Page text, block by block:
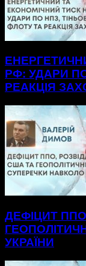
РФ: УДАРИ
РЕАКЦІЯ
ДЕФІЦИТ
УКРАЇНИ